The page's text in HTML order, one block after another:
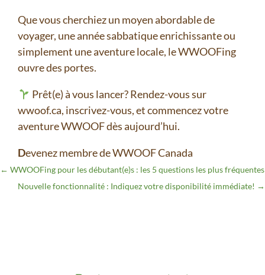
Que vous cherchiez un moyen abordable de
voyager, une année sabbatique enrichissante ou
simplement une aventure locale, le WWOOFing
ouvre des portes.
Prêt(e) à vous lancer? Rendez-vous sur
wwoof.ca, inscrivez-vous, et commencez votre
aventure WWOOF dès aujourd’hui.
Devenez membre de WWOOF Canada
← WWOOFing pour les débutant(e)s : les 5 questions les plus fréquentes
Nouvelle fonctionnalité : Indiquez votre disponibilité immédiate! →